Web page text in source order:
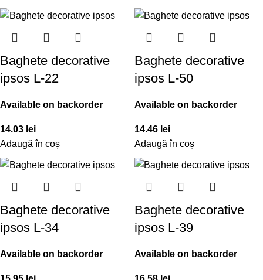
Baghete decorative
ipsos L-22
Available on backorder
14.03 lei
Adaugă în coș
Baghete decorative
ipsos L-50
Available on backorder
14.46 lei
Adaugă în coș
Baghete decorative
ipsos L-34
Available on backorder
Baghete decorative
ipsos L-39
Available on backorder